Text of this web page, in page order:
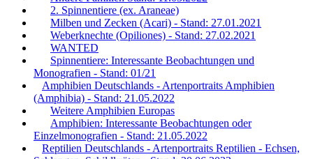
2. Spinnentiere (ex. Araneae)
Milben und Zecken (Acari) - Stand: 27.01.2021
Weberknechte (Opiliones) - Stand: 27.02.2021
WANTED
Spinnentiere: Interessante Beobachtungen und
Monografien - Stand: 01/21
Amphibien Deutschlands - Artenportraits Amphibien
(Amphibia) - Stand: 21.05.2022
Weitere Amphibien Europas
Amphibien: Interessante Beobachtungen oder
Einzelmonografien - Stand: 21.05.2022
Reptilien Deutschlands - Artenportraits Reptilien - Echsen,